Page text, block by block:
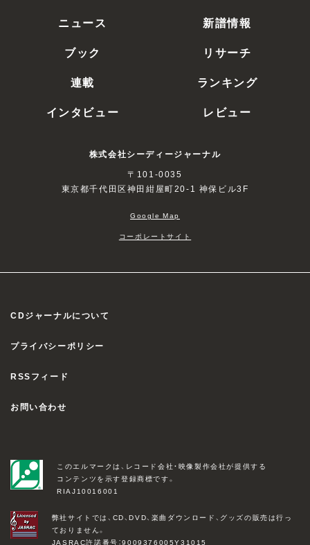
ニュース
新譜情報
ブック
リサーチ
連載
ランキング
インタビュー
レビュー
株式会社シーディージャーナル
〒101-0035
東京都千代田区神田紺屋町20-1 神保ビル3F
Google Map
コーポレートサイト
CDジャーナルについて
プライバシーポリシー
RSSフィード
お問い合わせ
このエルマークは、レコード会社・映像製作会社が提供する
コンテンツを示す登録商標です。
RIAJ10016001
弊社サイトでは、CD、DVD、楽曲ダウンロード、グッズの販売は行っ
ておりません。
JASRAC許諾番号：9009376005Y31015